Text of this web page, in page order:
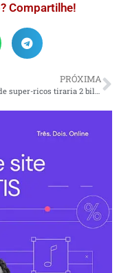
Compartilhe!
PRÓXIMA
Taxação de super-ricos tiraria 2 bilhões de pessoas da pobreza